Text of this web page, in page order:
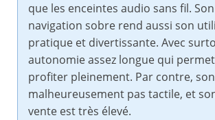
que les enceintes audio sans fil.
navigation sobre rend aussi son
pratique et divertissante. Avec
autonomie assez longue qui permet
profiter pleinement. Par contre, son
malheureusement pas tactile, et
vente est très élevé.